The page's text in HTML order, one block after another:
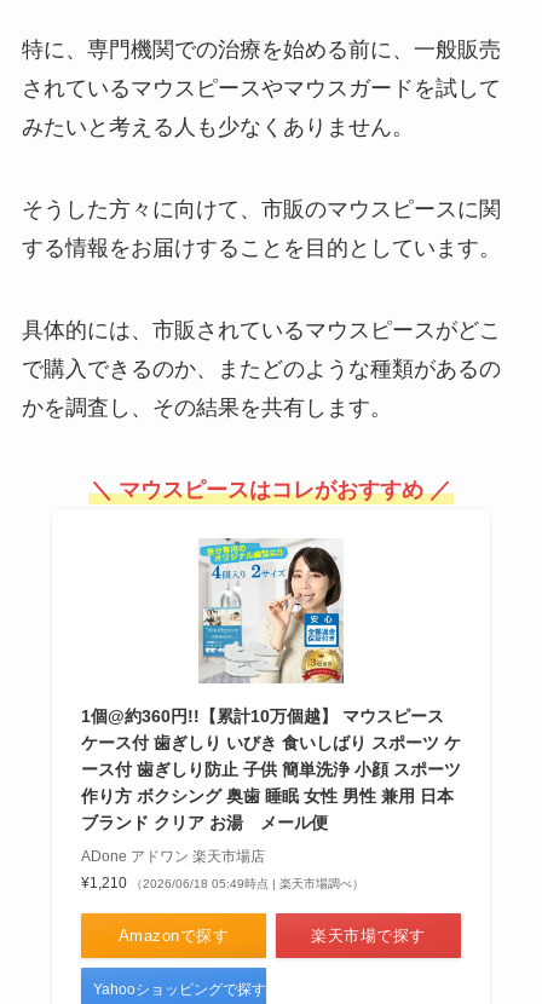
プラスリストアはどこで買える？
め！
段ボール板はホームセンターで買
える？大きいサイズはどこに売っ
てる？
シャチハタのネーム9はどこで買
える？100均に売ってる？インク
補充はできるの？
パナソニックのミニクリプトン電
LEDに変えるには？
特に、専門機関での治療を始める前に、一般販売
されているマウスピースやマウスガードを試して
みたいと考える人も少なくありません。
そうした方々に向けて、市販のマウスピースに関
する情報をお届けすることを目的としています。
具体的には、市販されているマウスピースがどこ
で購入できるのか、またどのような種類があるの
かを調査し、その結果を共有します。
＼ マウスピースはコレがおすすめ ／
1個@約360円!!【累計10万個越】 マウスピース
ケース付 歯ぎしり いびき 食いしばり スポーツ ケ
ース付 歯ぎしり防止 子供 簡単洗浄 小顔 スポーツ
作り方 ボクシング 奥歯 睡眠 女性 男性 兼用 日本
ブランド クリア お湯 メール便
ADone アドワン 楽天市場店
¥1,210
（2026/06/18 05:49時点 | 楽天市場調べ）
Amazonで探す 楽天市場で探す
Yahooショッピングで探す